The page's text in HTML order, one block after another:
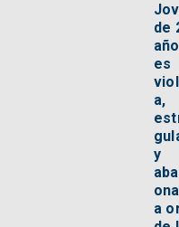
de
es
a,
y
a